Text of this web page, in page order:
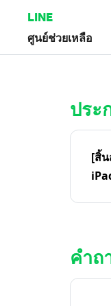
LINE
ศูนย์ช่วยเหลือ
ประ
[สิ้น
คำถ